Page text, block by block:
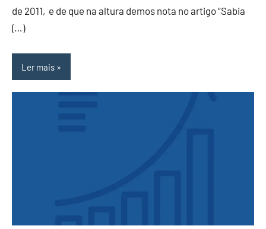
de 2011, e de que na altura demos nota no artigo “Sabia
(…)
Ler mais